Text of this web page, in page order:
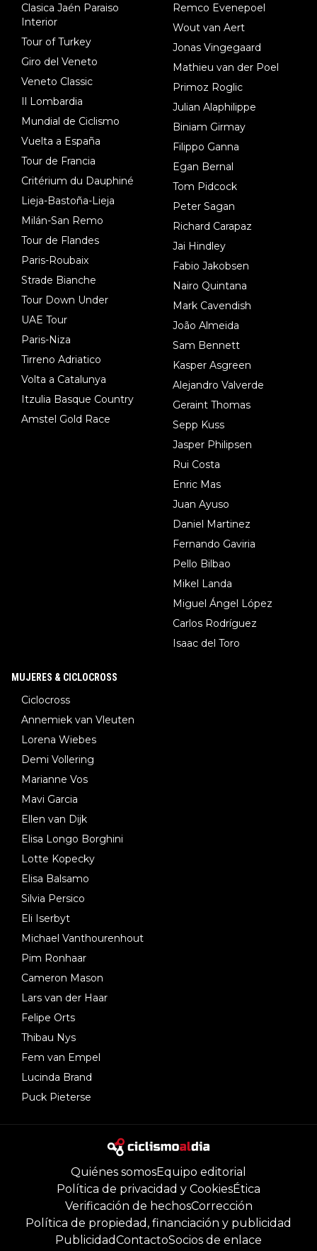
Clasica Jaén Paraiso
Interior
Tour of Turkey
Giro del Veneto
Veneto Classic
Il Lombardia
Mundial de Ciclismo
Vuelta a España
Tour de Francia
Critérium du Dauphiné
Lieja-Bastoña-Lieja
Milán-San Remo
Tour de Flandes
Paris-Roubaix
Strade Bianche
Tour Down Under
UAE Tour
Paris-Niza
Tirreno Adriatico
Volta a Catalunya
Itzulia Basque Country
Amstel Gold Race
Remco Evenepoel
Wout van Aert
Jonas Vingegaard
Mathieu van der Poel
Primoz Roglic
Julian Alaphilippe
Biniam Girmay
Filippo Ganna
Egan Bernal
Tom Pidcock
Peter Sagan
Richard Carapaz
Jai Hindley
Fabio Jakobsen
Nairo Quintana
Mark Cavendish
João Almeida
Sam Bennett
Kasper Asgreen
Alejandro Valverde
Geraint Thomas
Sepp Kuss
Jasper Philipsen
Rui Costa
Enric Mas
Juan Ayuso
Daniel Martinez
Fernando Gaviria
Pello Bilbao
Mikel Landa
Miguel Ángel López
Carlos Rodríguez
Isaac del Toro
MUJERES & CICLOCROSS
Ciclocross
Annemiek van Vleuten
Lorena Wiebes
Demi Vollering
Marianne Vos
Mavi Garcia
Ellen van Dijk
Elisa Longo Borghini
Lotte Kopecky
Elisa Balsamo
Silvia Persico
Eli Iserbyt
Michael Vanthourenhout
Pim Ronhaar
Cameron Mason
Lars van der Haar
Felipe Orts
Thibau Nys
Fem van Empel
Lucinda Brand
Puck Pieterse
Quiénes somosEquipo editorial
Política de privacidad y CookiesÉtica
Verificación de hechosCorrección
Política de propiedad, financiación y publicidad
PublicidadContactoSocios de enlace